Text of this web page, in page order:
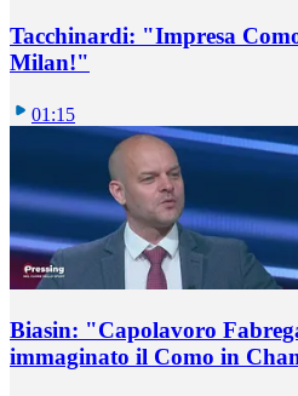
Tacchinardi: "Impresa
Milan!"
01:15
Biasin: "Capolavoro
immaginato il Como in